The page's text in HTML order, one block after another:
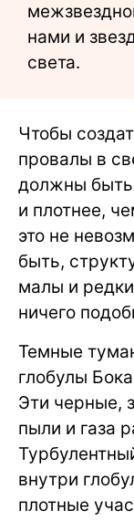
нами и
света.
Чтобы
провалы в
должны
и плотнее,
это не
быть,
малы и
ничего
Темные
глобулы
Эти черные,
пыли и газа
внутри
плотные